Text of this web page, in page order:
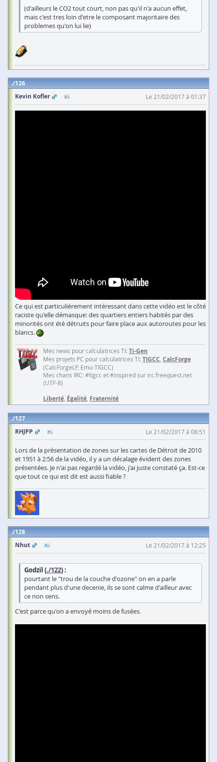
(d'ailleurs le CO2 tout court, non pas qu'il n'a aucun effet,
mais c'est tres loin d'etre le composant majoritaire des
problemes qu'on lui lie)
126
Kevin Kofler
Le 21/02/2017 à 01:37
Ce qui est particulièrement intéressant dans cette vidéo est le côté
raciste qu'elle démasque: des quartiers entiers habités par des
minorités ont été détruits pour faire place aux autoroutes pour les
blancs.
Mes news pour calculatrices TI: Ti-Gen
Mes projets PC pour calculatrices TI: TIGCC CalcForge
(CalcForgeLP, Emu-TIGCC)
Mes chans IRC: #tigcc et #inspired sur irc.freequest.net
(UTF-8)
Liberté Égalité Fraternité
127
RHJPP
Le 21/02/2017 à 08:51
Lors de la présentation de zones sur les cartes de Détroit de 2010
et 1951 à 2:56 de la vidéo, il y a un décalage évident des zones
présentées. Je n'ai pas regardé la vidéo, j'ai juste constaté ça. Est-ce
que tout ce qui est dit est aussi fiable ?
128
Nhut
Le 21/02/2017 à 12:25
Godzil (./122) :
pourtant le "trou de la couche d'ozone" on en a parle
pendant plus d'une decenie, ils se sont calme d'ailleur avec
ce non sens.
C'est parce qu'on a envoyé moins de fusées.